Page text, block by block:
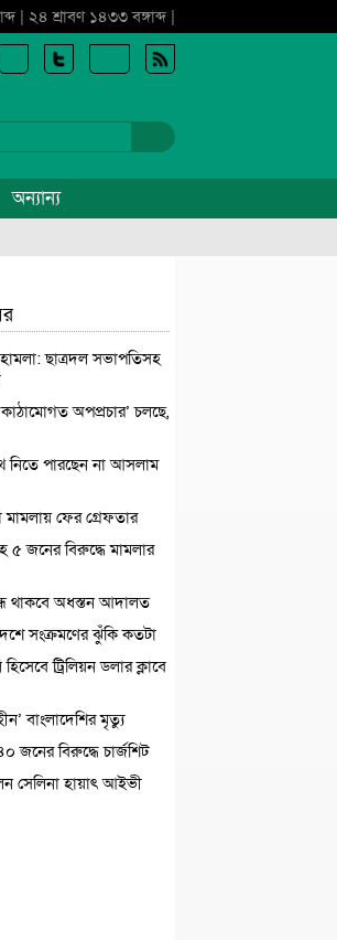
| ২৪ শ্রাবণ ১৪৩৩ বঙ্গাব্দ |
অন্যান্য
ছাত্রদল সভাপতিসহ
অপপ্রচার’ চলছে,
নিতে পারছেন না আসলাম
মামলায় ফের গ্রেফতার
জনের বিরুদ্ধে মামলার
থাকবে অধস্তন আদালত
সংক্রমণের ঝুঁকি কতটা
ট্রিলিয়ন ডলার ক্লাবে
বাংলাদেশির মৃত্যু
জনের বিরুদ্ধে চার্জশিট
সেলিনা হায়াৎ আইভী